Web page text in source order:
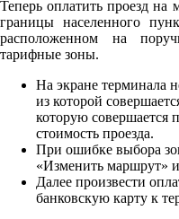
Теперь оплатить проезд
границы населенного
расположенном на
тарифные зоны.
На экране терминала
из которой
которую совершается
стоимость проезда.
При ошибке выбора
«Изменить маршрут»
Далее произвести
банковскую карту к